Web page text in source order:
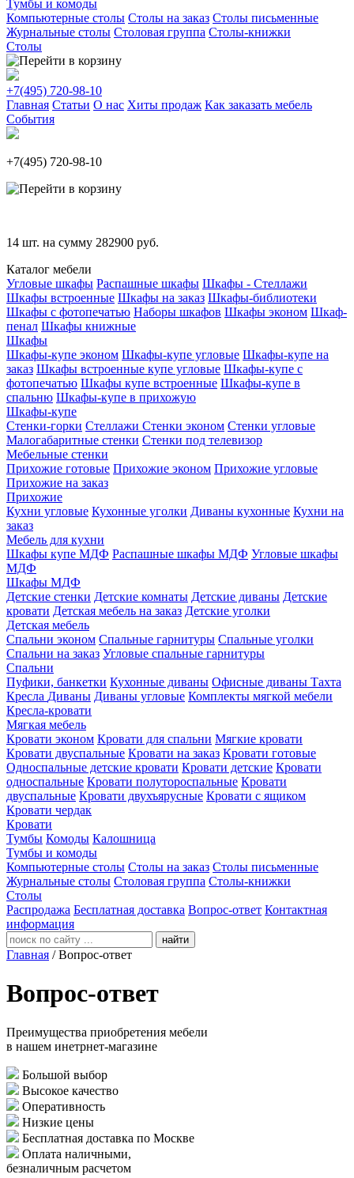
Тумбы и комоды
Компьютерные столы Столы на заказ Столы письменные
Журнальные столы Столовая группа Столы-книжки
Столы
+7(495) 720-98-10
Главная Статьи О нас Хиты продаж Как заказать мебель
События
+7(495) 720-98-10
14 шт. на сумму 282900 руб.
Каталог мебели
Угловые шкафы Распашные шкафы Шкафы - Стеллажи
Шкафы встроенные Шкафы на заказ Шкафы-библиотеки
Шкафы с фотопечатью Наборы шкафов Шкафы эконом Шкаф-
пенал Шкафы книжные
Шкафы
Шкафы-купе эконом Шкафы-купе угловые Шкафы-купе на
заказ Шкафы встроенные купе угловые Шкафы-купе с
фотопечатью Шкафы купе встроенные Шкафы-купе в
спальню Шкафы-купе в прихожую
Шкафы-купе
Стенки-горки Стеллажи Стенки эконом Стенки угловые
Малогабаритные стенки Стенки под телевизор
Мебельные стенки
Прихожие готовые Прихожие эконом Прихожие угловые
Прихожие на заказ
Прихожие
Кухни угловые Кухонные уголки Диваны кухонные Кухни на
заказ
Мебель для кухни
Шкафы купе МДФ Распашные шкафы МДФ Угловые шкафы
МДФ
Шкафы МДФ
Детские стенки Детские комнаты Детские диваны Детские
кровати Детская мебель на заказ Детские уголки
Детская мебель
Спальни эконом Спальные гарнитуры Спальные уголки
Спальни на заказ Угловые спальные гарнитуры
Спальни
Пуфики, банкетки Кухонные диваны Офисные диваны Тахта
Кресла Диваны Диваны угловые Комплекты мягкой мебели
Кресла-кровати
Мягкая мебель
Кровати эконом Кровати для спальни Мягкие кровати
Кровати двуспальные Кровати на заказ Кровати готовые
Односпальные детские кровати Кровати детские Кровати
односпальные Кровати полутороспальные Кровати
двуспальные Кровати двухъярусные Кровати с ящиком
Кровати чердак
Кровати
Тумбы Комоды Калошница
Тумбы и комоды
Компьютерные столы Столы на заказ Столы письменные
Журнальные столы Столовая группа Столы-книжки
Столы
Распродажа Бесплатная доставка Вопрос-ответ Контактная
информация
найти
Главная /Вопрос-ответ
Вопрос-ответ
Преимущества приобретения мебели
в нашем инетрнет-магазине
Большой выбор
Высокое качество
Оперативность
Низкие цены
Бесплатная доставка по Москве
Оплата наличными,
безналичным расчетом